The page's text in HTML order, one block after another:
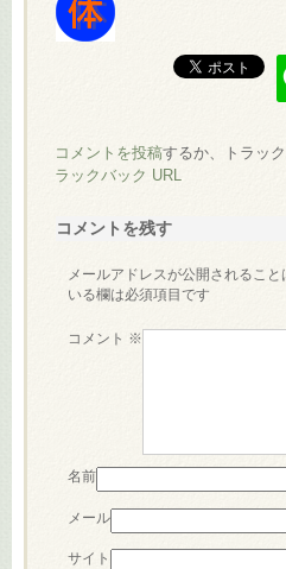
コメントを投稿するか、トラッ
ラックバック URL
コメントを残す
メールアドレスが公開されること
いる欄は必須項目です
コメント ※
名前
メール
サイト